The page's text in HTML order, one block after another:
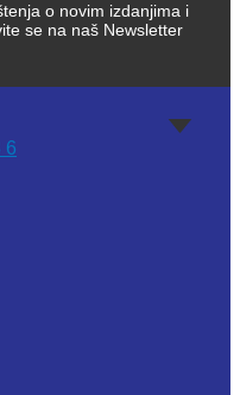
o novim izdanjima i
se na naš Newsletter